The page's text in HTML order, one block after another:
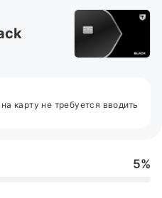
карту не требуется вводить
5%